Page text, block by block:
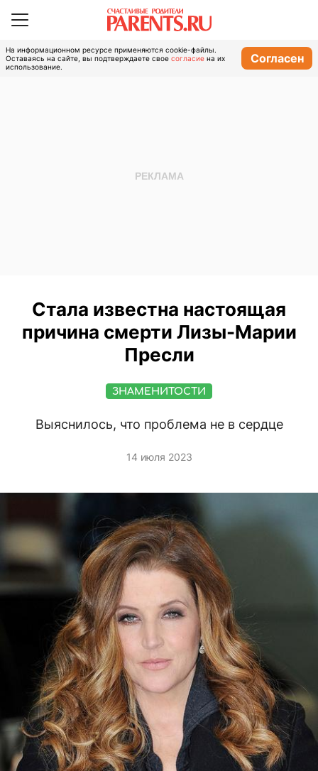
На информационном ресурсе применяются cookie-файлы.
Оставаясь на сайте, вы подтверждаете свое согласие на их
использование.
Согласен
Стала известна настоящая
причина смерти Лизы-Марии
Пресли
ЗНАМЕНИТОСТИ
Выяснилось, что проблема не в сердце
14 июля 2023